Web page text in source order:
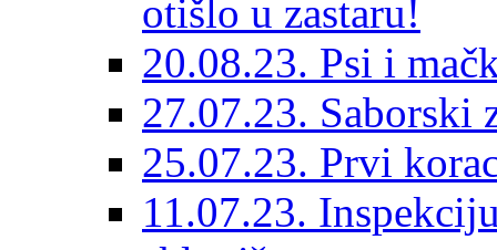
otišlo u zastaru!
20.08.23. Psi i
27.07.23. Saborski
25.07.23. Prvi
11.07.23.